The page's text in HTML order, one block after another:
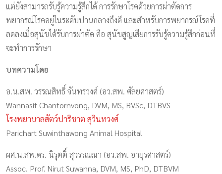
แต่ยังสามารถรับรู้ความรู้สึกได้ การรักษาโรคด้วยการผ่าตัดการ
พยากรณ์โรคอยู่ในระดับปานกลางถึงดี และสำหรับการพยากรณ์โรคที่
ลดลงเมื่อสุนัขได้รับการผ่าตัด คือ สุนัขสูญเสียการรับรู้ความรู้สึกก่อนที่
จะทำการรักษา
บทความโดย
อ.น.สพ. วรรณสิทธิ์ จันทรวงศ์ (อว.สพ. ศัลยศาสตร์)
Wannasit Chantornvong, DVM, MS, BVSc, DTBVS
โรงพยาบาลสัตว์ปาริชาต สุวินทวงศ์
Parichart Suwinthawong Animal Hospital
ผศ.น.สพ.ดร. นิรุตติ์ สุวรรณณา (อว.สพ. อายุรศาสตร์)
Assoc. Prof. Nirut Suwanna, DVM, MS, PhD, DTBVM